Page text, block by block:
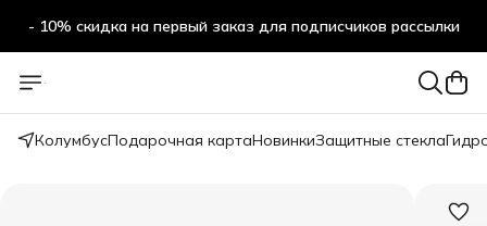
- 10% скидка на первый заказ для подписчиков рассылки
КолумбусПодарочная картаНовинкиЗащитные стекла